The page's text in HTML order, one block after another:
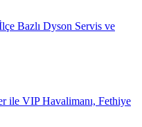
Bazlı Dyson Servis ve
ile VIP Havalimanı, Fethiye